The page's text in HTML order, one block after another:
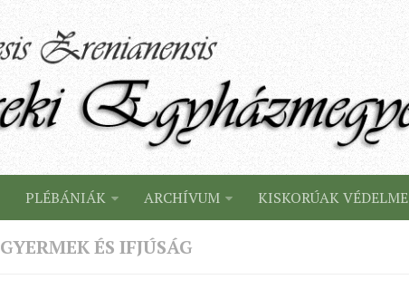
PLÉBÁNIÁK ARCHÍVUM KISKORÚAK VÉDELME
GYERMEK ÉS IFJÚSÁG